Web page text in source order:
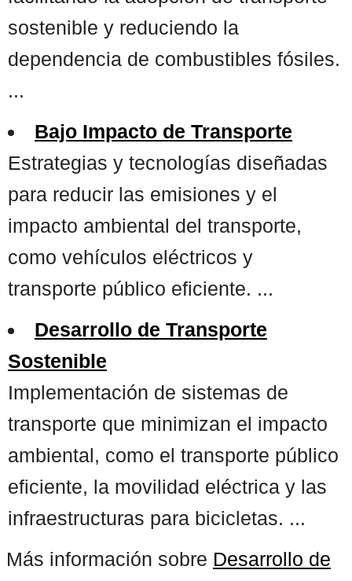
sostenible y reduciendo la
dependencia de combustibles fósiles.
...
Bajo Impacto de Transporte
Estrategias y tecnologías diseñadas
para reducir las emisiones y el
impacto ambiental del transporte,
como vehículos eléctricos y
transporte público eficiente. ...
Desarrollo de Transporte
Sostenible
Implementación de sistemas de
transporte que minimizan el impacto
ambiental, como el transporte público
eficiente, la movilidad eléctrica y las
infraestructuras para bicicletas. ...
Más información sobre Desarrollo de